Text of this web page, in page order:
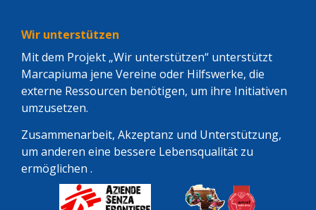
Wir unterstützen
Mit dem Projekt „Wir unterstützen“ unterstützt
Marcapiuma jene Vereine oder Hilfswerke, die
externe Ressourcen benötigen, um ihre Initiativen
umzusetzen.
Zusammenarbeit, Akzeptanz und Unterstützung,
um anderen eine bessere Lebensqualität zu
ermöglichen .